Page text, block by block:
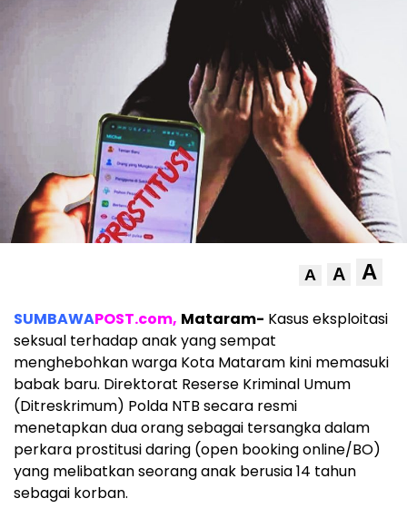
A A A
SUMBAWAPOST.com, Mataram- Kasus eksploitasi
seksual terhadap anak yang sempat
menghebohkan warga Kota Mataram kini memasuki
babak baru. Direktorat Reserse Kriminal Umum
(Ditreskrimum) Polda NTB secara resmi
menetapkan dua orang sebagai tersangka dalam
perkara prostitusi daring (open booking online/BO)
yang melibatkan seorang anak berusia 14 tahun
sebagai korban.